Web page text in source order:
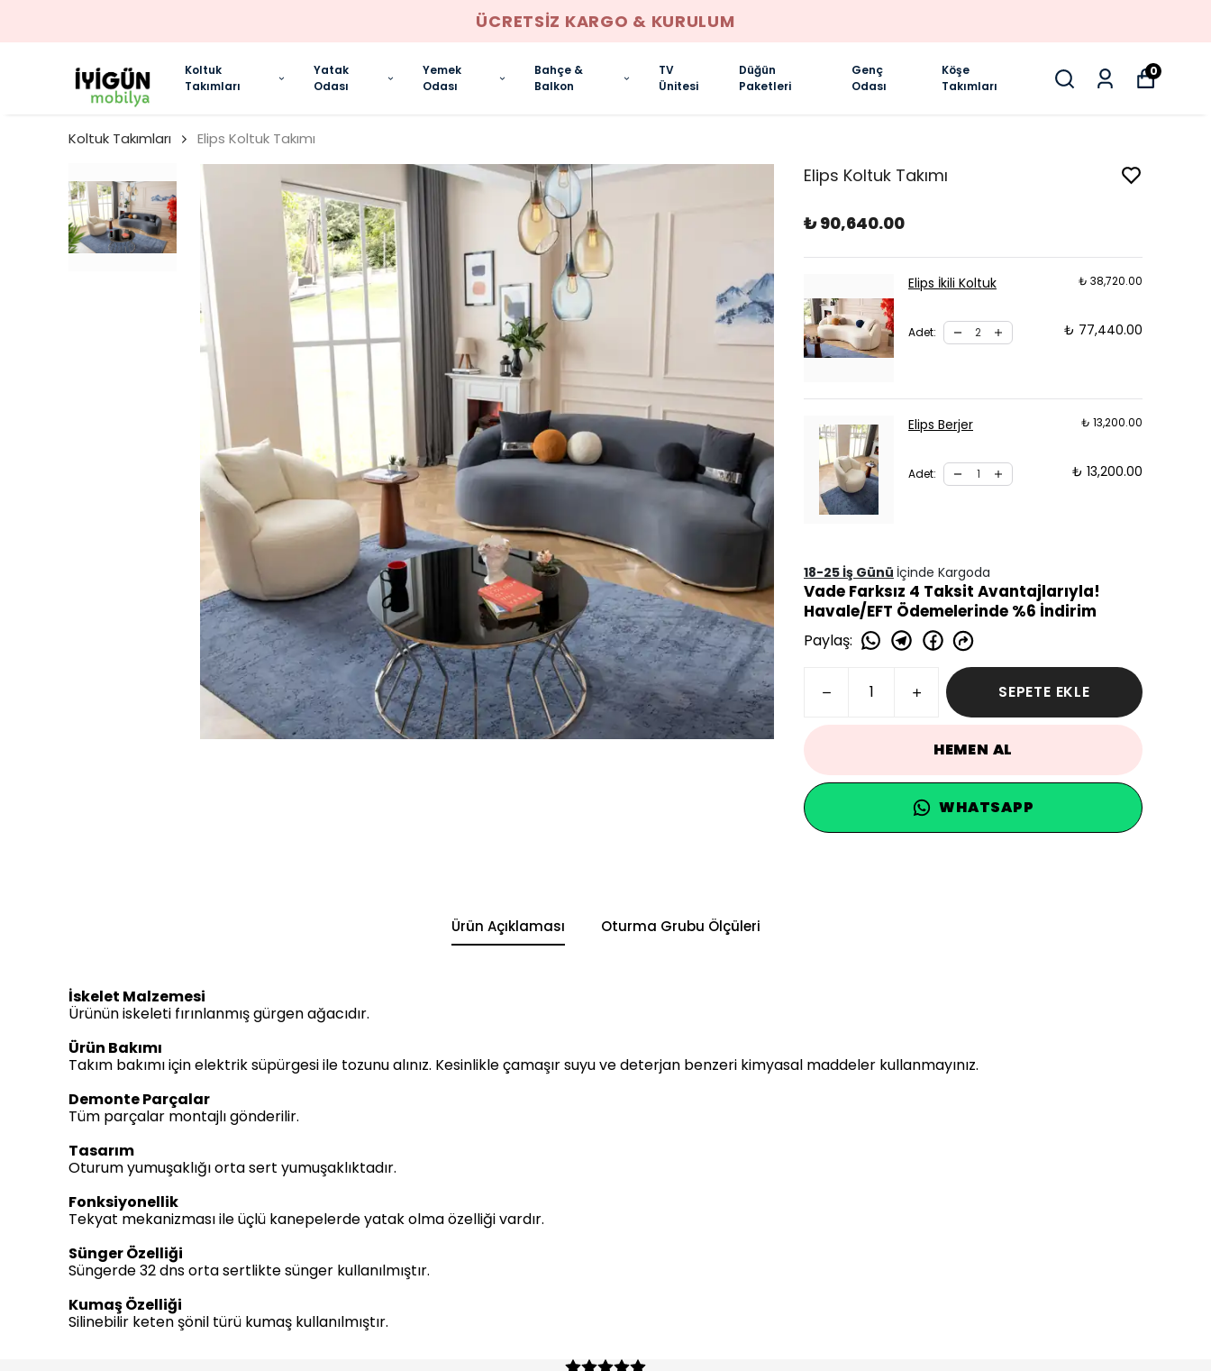
ANKARA İÇI ELDEN TAKSIT İMKANI
Koltuk
Takımları
Yatak
Odası
Yemek
Odası
Bahçe &
Balkon
TV
Ünitesi
Düğün
Paketleri
Genç
Odası
Köşe
Takımları
0
Koltuk Takımları Elips Koltuk Takımı
Elips Koltuk Takımı
₺ 90,640.00
Elips İkili Koltuk ₺ 38,720.00
Adet: ₺ 77,440.00
Elips Berjer ₺ 13,200.00
Adet: ₺ 13,200.00
18-25 İş Günü İçinde Kargoda
Vade Farksız 4 Taksit Avantajlarıyla!
Havale/EFT Ödemelerinde %6 İndirim
Paylaş:
SEPETE EKLE
HEMEN AL
WHATSAPP
Ürün Açıklaması Oturma Grubu Ölçüleri
İskelet Malzemesi
Ürünün iskeleti fırınlanmış gürgen ağacıdır.
Ürün Bakımı
Takım bakımı için elektrik süpürgesi ile tozunu alınız. Kesinlikle çamaşır suyu ve deterjan benzeri kimyasal maddeler kullanmayınız.
Demonte Parçalar
Tüm parçalar montajlı gönderilir.
Tasarım
Oturum yumuşaklığı orta sert yumuşaklıktadır.
Fonksiyonellik
Tekyat mekanizması ile üçlü kanepelerde yatak olma özelliği vardır.
Sünger Özelliği
Süngerde 32 dns orta sertlikte sünger kullanılmıştır.
Kumaş Özelliği
Silinebilir keten şönil türü kumaş kullanılmıştır.